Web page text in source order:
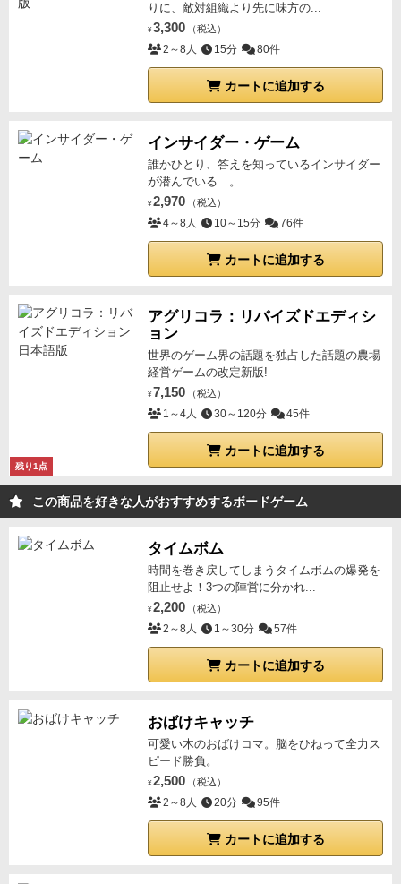
りに、敵対組織より先に味方の...
¥ 3,300 （税込）
2～8人 15分 80件
カートに追加する
インサイダー・ゲーム
誰かひとり、答えを知っているインサイダー
が潜んでいる…。
¥ 2,970 （税込）
4～8人 10～15分 76件
カートに追加する
残り1点
アグリコラ：リバイズドエディシ
ョン
世界のゲーム界の話題を独占した話題の農場
経営ゲームの改定新版!
¥ 7,150 （税込）
1～4人 30～120分 45件
カートに追加する
この商品を好きな人がおすすめするボードゲーム
タイムボム
時間を巻き戻してしまうタイムボムの爆発を
阻止せよ！3つの陣営に分かれ...
¥ 2,200 （税込）
2～8人 1～30分 57件
カートに追加する
おばけキャッチ
可愛い木のおばけコマ。脳をひねって全力ス
ピード勝負。
¥ 2,500 （税込）
2～8人 20分 95件
カートに追加する